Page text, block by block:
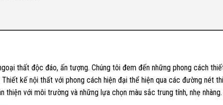
thất độc đáo, ấn tượng. Chúng tôi đem đến những phong cách
kế nội thất với phong cách hiện đại thể hiện qua các đường nét
với môi trường và những lựa chọn màu sắc trung tính, nhẹ nhàng.